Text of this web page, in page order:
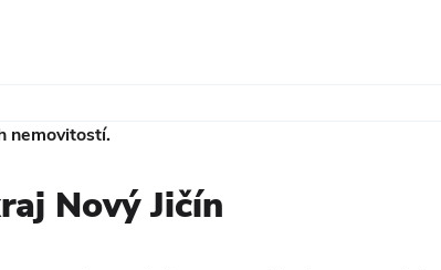
nemovitostí.
Nový Jičín